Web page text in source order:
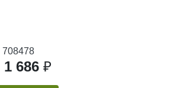
708478
1 686 ₽